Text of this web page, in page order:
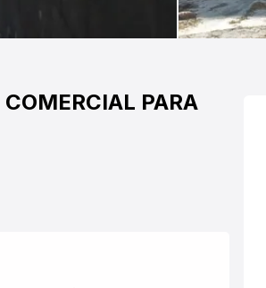
COMERCIAL PARA